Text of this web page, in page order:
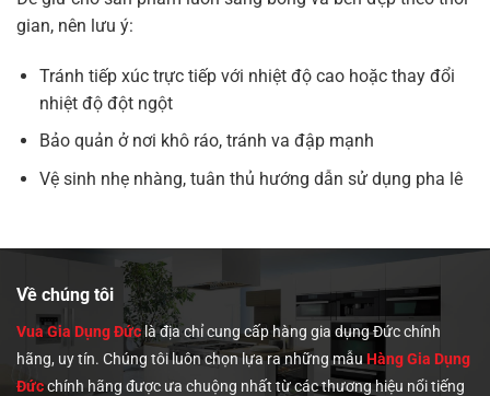
gian, nên lưu ý:
Tránh tiếp xúc trực tiếp với nhiệt độ cao hoặc thay đổi
nhiệt độ đột ngột
Bảo quản ở nơi khô ráo, tránh va đập mạnh
Vệ sinh nhẹ nhàng, tuân thủ hướng dẫn sử dụng pha lê
Về chúng tôi
Vua Gia Dụng Đứclà địa chỉ cung cấp hàng gia dụng Đức chính
hãng, uy tín. Chúng tôiluôn chọn lựa ra những mẫu Hàng Gia Dụng
Đứcchính hãng được ưa chuộng nhất từ các thương hiệu nổi tiếng